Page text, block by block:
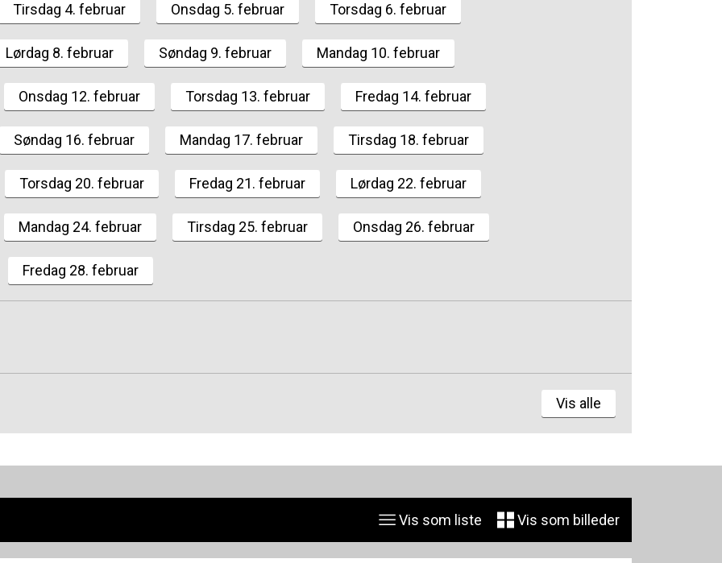
Tirsdag 4. februar Onsdag 5. februar Torsdag 6. februar
Lørdag 8. februar Søndag 9. februar Mandag 10. februar
Onsdag 12. februar Torsdag 13. februar Fredag 14. februar
Søndag 16. februar Mandag 17. februar Tirsdag 18. februar
Torsdag 20. februar Fredag 21. februar Lørdag 22. februar
Mandag 24. februar Tirsdag 25. februar Onsdag 26. februar
Fredag 28. februar
Område
Nordjylland
Vis alle
Vis som liste Vis som billeder